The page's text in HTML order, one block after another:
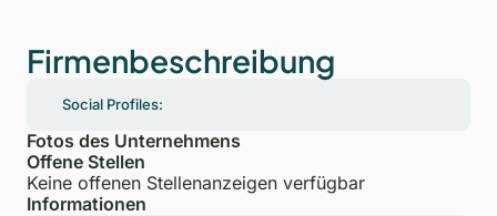
Firmenbeschreibung
Social Profiles:
Fotos des Unternehmens
Offene Stellen
Keine offenen Stellenanzeigen verfügbar
Informationen